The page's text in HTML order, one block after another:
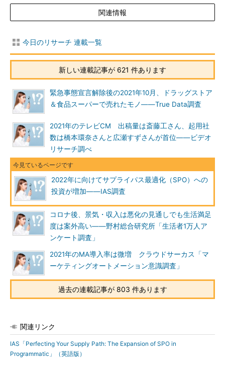
関連情報
今日のリサーチ 連載一覧
新しい連載記事が 621 件あります
緊急事態宣言解除後の2021年10月、ドラッグストア
＆食品スーパーで売れたモノ――True Data調査
2021年のテレビCM 出稿量は斎藤工さん、起用社
数は橋本環奈さんと広瀬すずさんが首位――ビデオ
リサーチ調べ
2022年に向けてサプライパス最適化（SPO）への
投資が増加――IAS調査
コロナ後、景気・収入は悪化の見通しでも生活満足
度は案外高い――野村総合研究所「生活者1万人ア
ンケート調査」
2021年のMA導入率は微増 クラウドサーカス「マ
ーケティングオートメーション意識調査」
過去の連載記事が 803 件あります
関連リンク
IAS「Perfecting Your Supply Path: The Expansion of SPO in
Programmatic」（英語版）